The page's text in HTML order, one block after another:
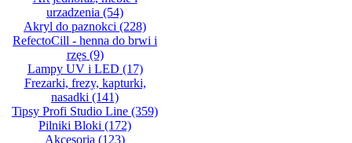
urzadzenia (54)
Akryl do paznokci (228)
RefectoCill - henna do brwi i
rzęs(9)
Lampy UV i LED (17)
Frezarki, frezy, kapturki,
nasadki (141)
Tipsy Profi Studio Line (359)
Pilniki Bloki (172)
Akcesoria (123)